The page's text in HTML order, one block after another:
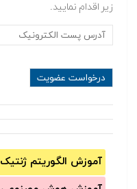
زیر اقدام نمایید.
آموزش الگوریتم ژنتیک